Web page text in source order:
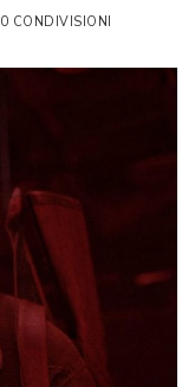
0 CONDIVISIONI